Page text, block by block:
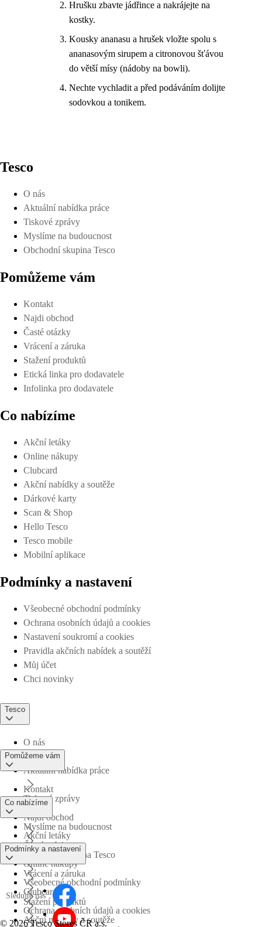
Hrušku zbavte jádřince a nakrájejte na
kostky.
Kousky ananasu a hrušek vložte spolu s
ananasovým sirupem a citronovou šťávou
do větší mísy (nádoby na bowli).
Nechte vychladit a před podáváním dolijte
sodovkou a tonikem.
Tesco
O nás
Aktuální nabídka práce
Tiskové zprávy
Myslíme na budoucnost
Obchodní skupina Tesco
Pomůžeme vám
Kontakt
Najdi obchod
Časté otázky
Vrácení a záruka
Stažení produktů
Etická linka pro dodavatele
Infolinka pro dodavatele
Co nabízíme
Akční letáky
Online nákupy
Clubcard
Akční nabídky a soutěže
Dárkové karty
Scan & Shop
Hello Tesco
Tesco mobile
Mobilní aplikace
Podmínky a nastavení
Všeobecné obchodní podmínky
Ochrana osobních údajů a cookies
Nastavení soukromí a cookies
Pravidla akčních nabídek a soutěží
Můj účet
Chci novinky
Tesco
O nás
Aktuální nabídka práce
Tiskové zprávy
Myslíme na budoucnost
Obchodní skupina Tesco
Pomůžeme vám
Kontakt
Najdi obchod
Časté otázky
Vrácení a záruka
Stažení produktů
Co nabízíme
Akční letáky
Online nákupy
Clubcard
Akční nabídky a soutěže
Podmínky a nastavení
Všeobecné obchodní podmínky
Ochrana osobních údajů a cookies
Sledujte nás
© 2026 Tesco Stores ČR a.s.